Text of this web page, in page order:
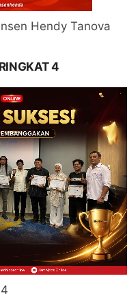
Hendy Tanova
4